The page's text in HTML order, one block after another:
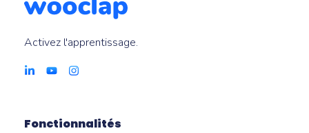
Activez l'apprentissage.
Fonctionnalités